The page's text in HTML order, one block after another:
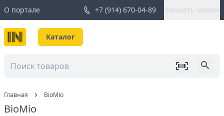
О портале +7 (914) 670-04-89 Заказать звонок
Каталог
Главная BioMio
BioMio